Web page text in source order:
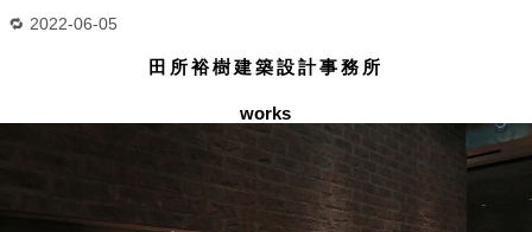
2022-06-05
田所裕樹建築設計事務所
works